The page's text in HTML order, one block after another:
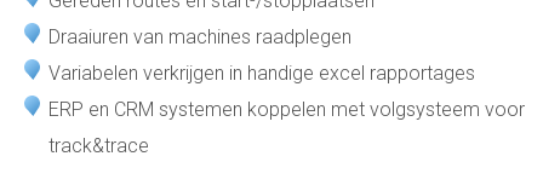
Draaiuren van machines raadplegen
Variabelen verkrijgen in handige excel rapportages
ERP en CRM systemen koppelen met volgsysteem voor
track&trace